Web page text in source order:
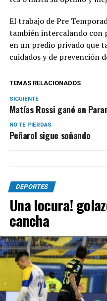
El trabajo de Pre
también intercalando con
en un predio privado que
cuidados y de prevención
TEMAS RELACIONADOS
SIGUIENTE
Matías Rossi ganó en
NO TE PIERDAS
Peñarol sigue soñando
DEPORTES
Una locura!
cancha